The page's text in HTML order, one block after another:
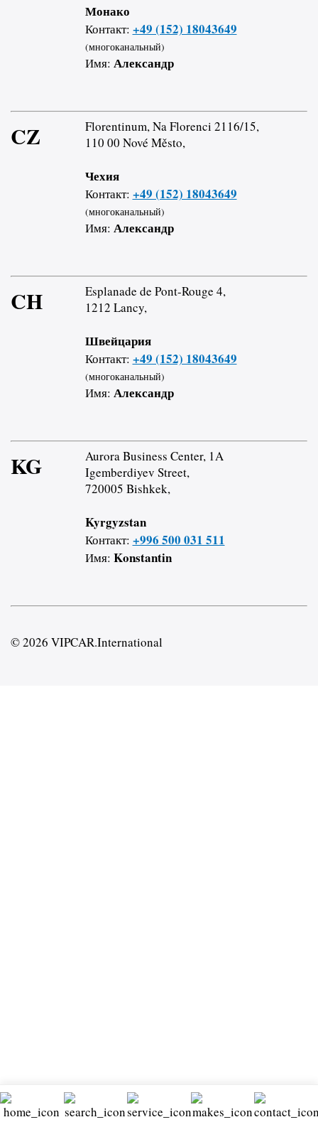
Монако
Контакт: +49 (152) 18043649
(многоканальный)
Имя: Александр
CZ
Florentinum, Na Florenci 2116/15,
110 00 Nové Město,
Чехия
Контакт: +49 (152) 18043649
(многоканальный)
Имя: Александр
CH
Esplanade de Pont-Rouge 4,
1212 Lancy,
Швейцария
Контакт: +49 (152) 18043649
(многоканальный)
Имя: Александр
KG
Aurora Business Center, 1A
Igemberdiyev Street,
720005 Bishkek,
Kyrgyzstan
Контакт: +996 500 031 511
Имя: Konstantin
© 2026 VIPCAR.International